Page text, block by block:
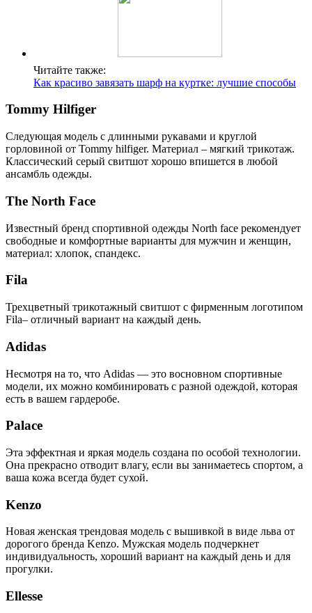
Читайте также:
Как красиво завязать шарф на куртке: лучшие способы
Tommy Hilfiger
Следующая модель с длинными рукавами и круглой
горловиной от Tommy hilfiger. Материал – мягкий трикотаж.
Классический серый свитшот хорошо впишется в любой
ансамбль одежды.
The North Face
Известный бренд спортивной одежды North face рекомендует
свободные и комфортные варианты для мужчин и женщин,
материал: хлопок, спандекс.
Fila
Трехцветный трикотажный свитшот с фирменным логотипом
Fila– отличный вариант на каждый день.
Adidas
Несмотря на то, что Adidas — это восновном спортивные
модели, их можно комбинировать с разной одеждой, которая
есть в вашем гардеробе.
Palace
Эта эффектная и яркая модель создана по особой технологии.
Она прекрасно отводит влагу, если вы занимаетесь спортом, а
ваша кожа всегда будет сухой.
Kenzo
Новая женская трендовая модель с вышивкой в виде льва от
дорогого бренда Kenzo. Мужская модель подчеркнет
индивидуальность, хороший вариант на каждый день и для
прогулки.
Ellesse